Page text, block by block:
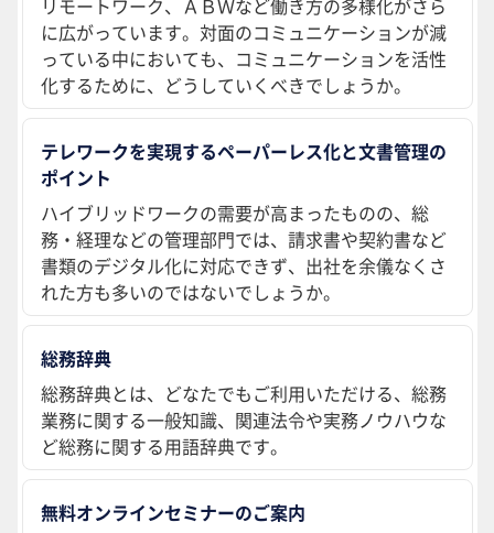
リモートワーク、ＡＢＷなど働き方の多様化がさら
に広がっています。対面のコミュニケーションが減
っている中においても、コミュニケーションを活性
化するために、どうしていくべきでしょうか。
テレワークを実現するペーパーレス化と文書管理の
ポイント
ハイブリッドワークの需要が高まったものの、総
務・経理などの管理部門では、請求書や契約書など
書類のデジタル化に対応できず、出社を余儀なくさ
れた方も多いのではないでしょうか。
総務辞典
総務辞典とは、どなたでもご利用いただける、総務
業務に関する一般知識、関連法令や実務ノウハウな
ど総務に関する用語辞典です。
無料オンラインセミナーのご案内